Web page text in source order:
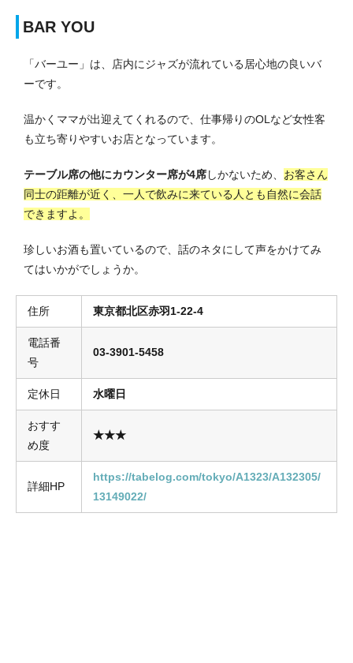
BAR YOU
「バーユー」は、店内にジャズが流れている居心地の良いバ
ーです。
温かくママが出迎えてくれるので、仕事帰りのOLなど女性客
も立ち寄りやすいお店となっています。
テーブル席の他にカウンター席が4席しかないため、 お客さん
同士の距離が近く、一人で飲みに来ている人とも自然に会話
できますよ。
珍しいお酒も置いているので、話のネタにして声をかけてみ
てはいかがでしょうか。
住所 東京都北区赤羽1-22-4
電話番
号
03-3901-5458
定休日 水曜日
おすす
め度
★★★
詳細HP
https://tabelog.com/tokyo/A1323/A132305/
13149022/